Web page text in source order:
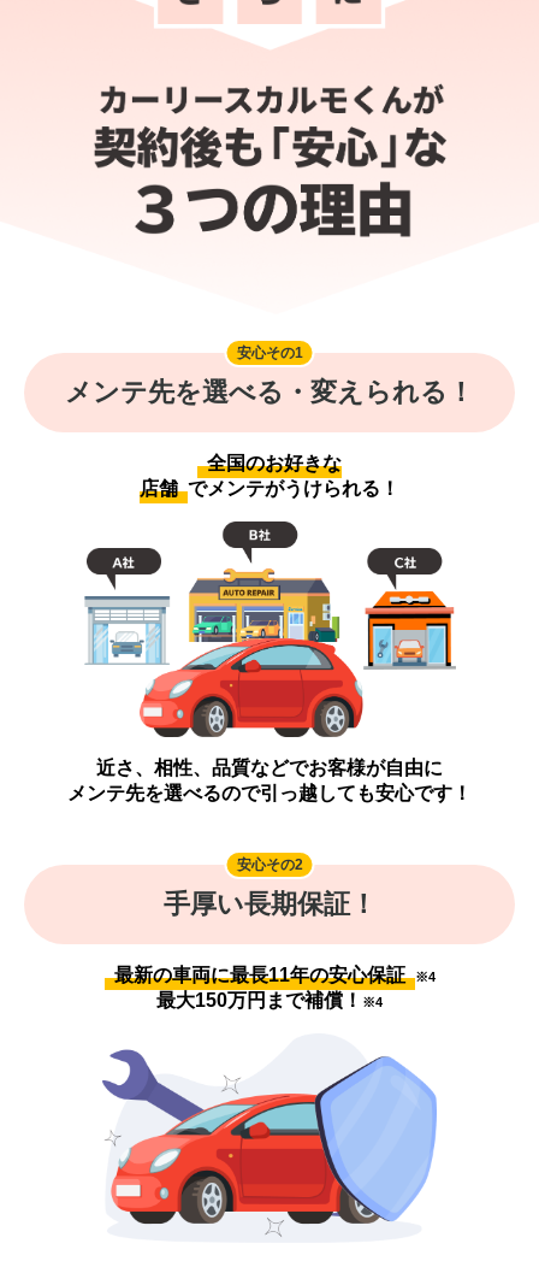
メンテ先を選べる・変えられる！
安心その1
全国のお好きな
店舗 でメンテがうけられる！
近さ、相性、品質などでお客様が自由に
メンテ先を選べるので引っ越しても安心です！
手厚い長期保証！
安心その2
最新の車両に最長11年の安心保証 ※4
最大150万円まで補償！ ※4